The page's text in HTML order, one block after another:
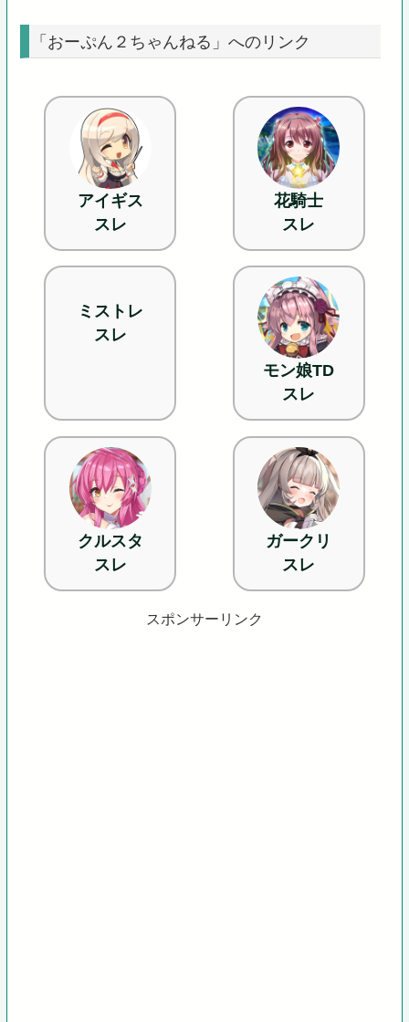
「おーぷん２ちゃんねる」へのリンク
アイギス
スレ
花騎士
スレ
ミストレ
スレ
モン娘TD
スレ
クルスタ
スレ
ガークリ
スレ
スポンサーリンク